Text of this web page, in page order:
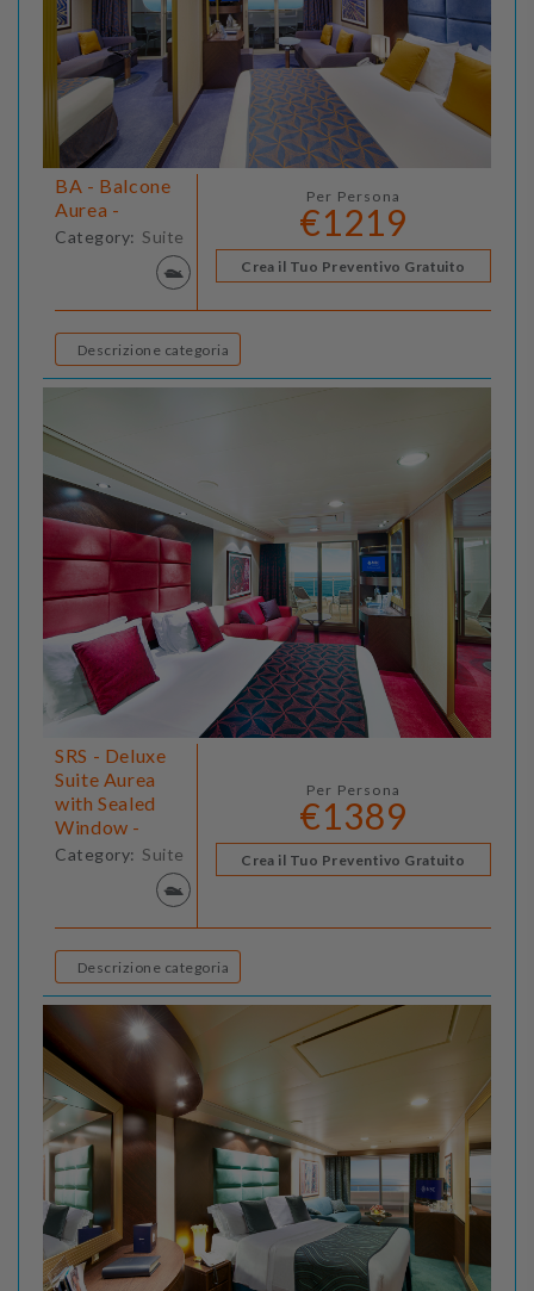
BA - Balcone
Aurea -
Category: Suite
Per Persona
€1219
Crea il Tuo Preventivo Gratuito
Descrizione categoria
SRS - Deluxe
Suite Aurea
with Sealed
Window -
Category: Suite
Per Persona
€1389
Crea il Tuo Preventivo Gratuito
Descrizione categoria